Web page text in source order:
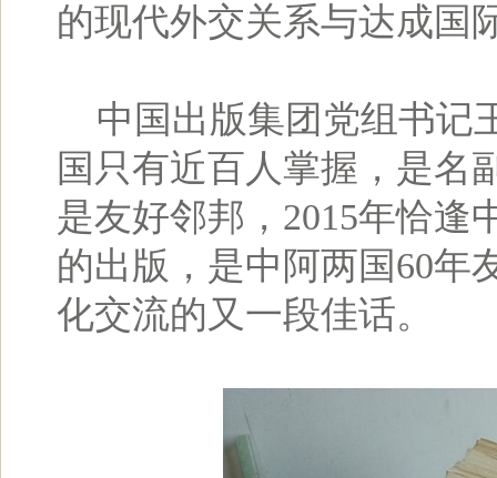
的现代外交关系与达成国
中国出版集团党组书记
国只有近百人掌握，是名
是友好邻邦，2015年恰逢
的出版，是中阿两国60年
化交流的又一段佳话。